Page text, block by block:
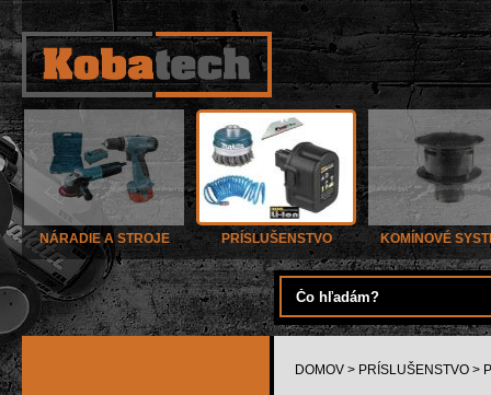
NÁRADIE A STROJE PRÍSLUŠENSTVO KOMÍNOVÉ
DOMOV > PRÍSLUŠENSTVO >